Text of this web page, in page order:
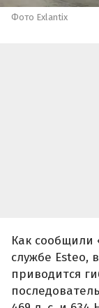
Фото Exlantix
момента. Она